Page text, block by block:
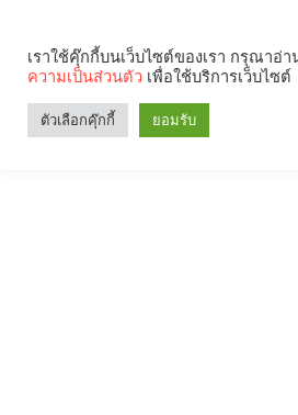
เราใช้คุ๊กกี้บนเว็บไซต์ของเรา กรุณาอ่
ความเป็นส่วนตัว เพื่อใช้บริการเว็บไซต์
ตัวเลือกคุ๊กกี้ ยอมรับ